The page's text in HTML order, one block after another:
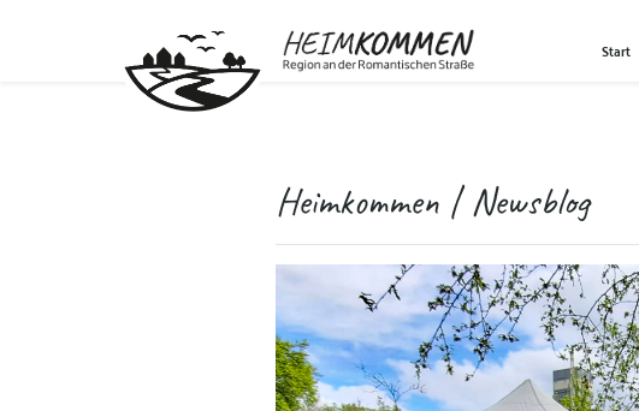
Start
Heimkommen | Newsblog